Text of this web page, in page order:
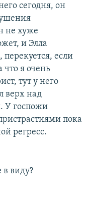
сегодня, он
не хуже
и Элла
если
что я очень
тут у него
верх над
У госпожи
пока
регресс.
виду?